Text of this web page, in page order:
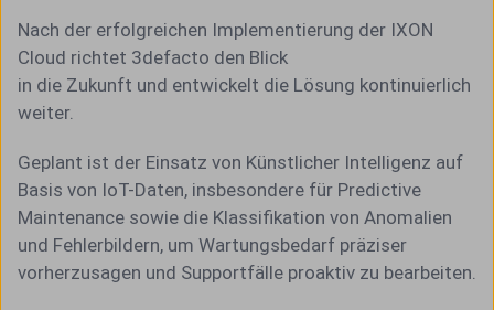
Nach der erfolgreichen Implementierung der IXON
Cloud richtet 3defacto den Blick
in die Zukunft und entwickelt die Lösung kontinuierlich
weiter.
Geplant ist der Einsatz von Künstlicher Intelligenz auf
Basis von IoT-Daten, insbesondere für Predictive
Maintenance sowie die Klassifikation von Anomalien
und Fehlerbildern, um Wartungsbedarf präziser
vorherzusagen und Supportfälle proaktiv zu bearbeiten.